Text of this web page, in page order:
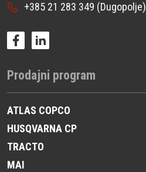
+385 21 283 349 (Dugopolje)
Prodajni program
ATLAS COPCO
HUSQVARNA CP
TRACTO
MAI